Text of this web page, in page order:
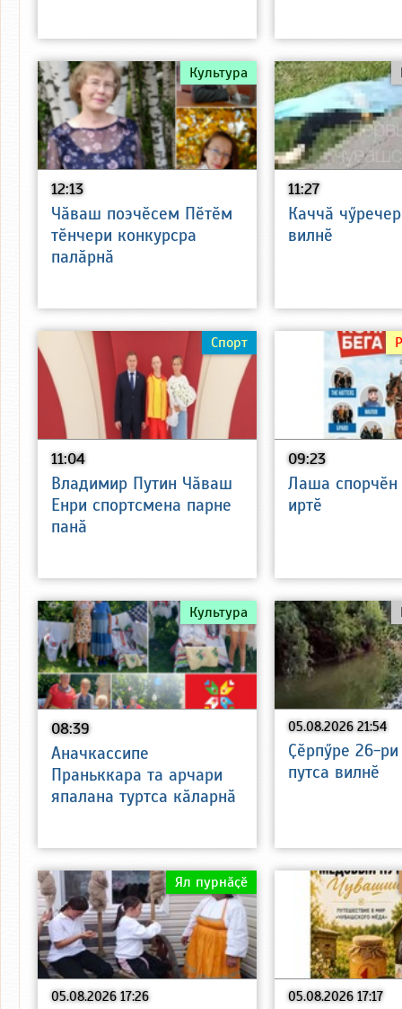
12:13
Культура
Чӑваш поэчӗсем Пӗтӗм
тӗнчери конкурсра
палӑрнӑ
11:27
Каччӑ
вилнӗ
11:04
Спорт
Владимир Путин Чӑваш
Енри спортсмена парне
панӑ
09:23
Лаша спорчӗн
иртӗ
08:39
Культура
Аначкассипе
Праньккара та арчари
япалана туртса кӑларнӑ
05.08.2026 21:54
Ҫӗрпӳре 26-
путса вилнӗ
05.08.2026 17:26
Ял пурнӑҫӗ
05.08.2026 17:17